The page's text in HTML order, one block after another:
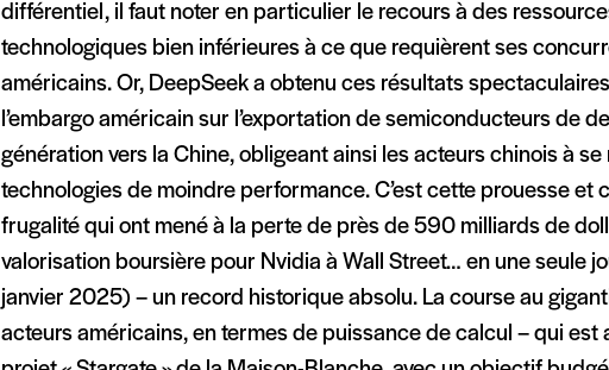
différentiel, il faut noter en particulier le recours à des
technologiques bien inférieures à ce que requièrent ses
américains. Or, DeepSeek a obtenu ces résultats
l’embargo américain sur l’exportation de semiconducteurs de
génération vers la Chine, obligeant ainsi les acteurs chinois à
technologies de moindre performance. C’est cette prouesse et
frugalité qui ont mené à la perte de près de 590 milliards de
valorisation boursière pour Nvidia à Wall Street… en une seule
janvier 2025) – un record historique absolu. La course au
acteurs américains, en termes de puissance de calcul – qui